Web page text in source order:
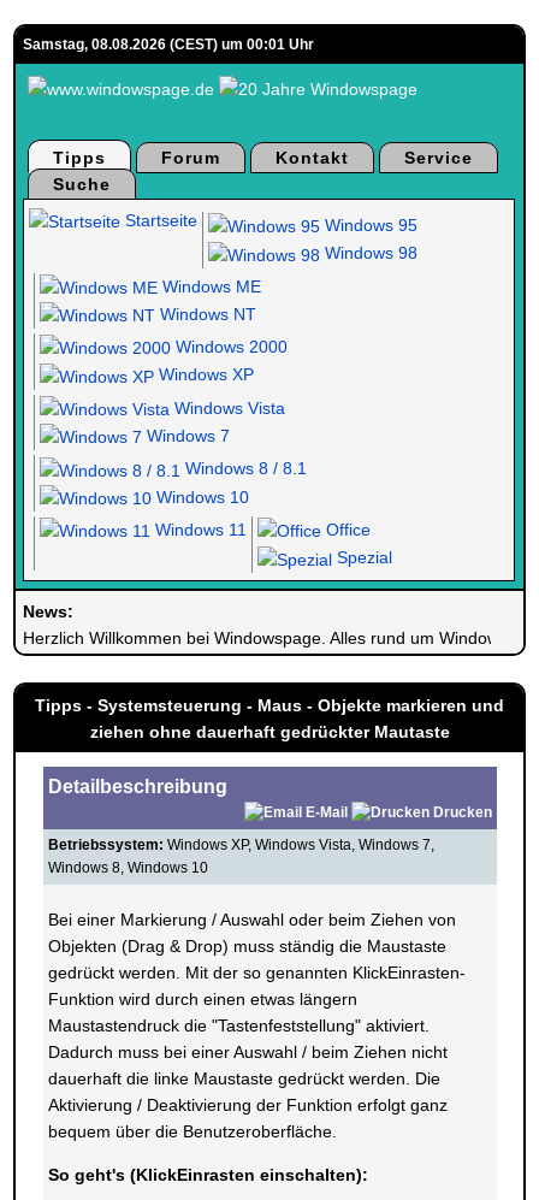
Samstag, 08.08.2026 (CEST) um 00:01 Uhr
Tipps Forum Kontakt
Service
Suche
Startseite
Windows 95
Windows 98
Windows ME
Windows NT
Windows 2000
Windows XP
Windows Vista
Windows 7
Windows 8 / 8.1
Windows 10
Windows 11
Office
Spezial
News:
Herzlich Willkommen bei Windowspage. Alles rund um Windows.
Tipps - Systemsteuerung - Maus - Objekte markieren und
ziehen ohne dauerhaft gedrückter Mautaste
Detailbeschreibung
E-Mail
Drucken
Betriebssystem: Windows XP, Windows Vista, Windows 7,
Windows 8, Windows 10
Bei einer Markierung / Auswahl oder beim Ziehen von
Objekten (Drag & Drop) muss ständig die Maustaste
gedrückt werden. Mit der so genannten KlickEinrasten-
Funktion wird durch einen etwas längern
Maustastendruck die "Tastenfeststellung" aktiviert.
Dadurch muss bei einer Auswahl / beim Ziehen nicht
dauerhaft die linke Maustaste gedrückt werden. Die
Aktivierung / Deaktivierung der Funktion erfolgt ganz
bequem über die Benutzeroberfläche.
So geht's (KlickEinrasten einschalten):